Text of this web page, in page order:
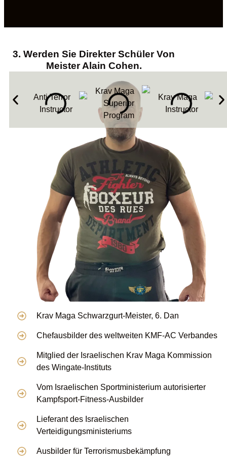
3. Werden Sie Direkter Schüler Von
Meister Alain Cohen.
Krav Maga Schwarzgurt-Meister, 6. Dan
Chefausbilder des weltweiten KMF-AC Verbandes
Mitglied der Israelischen Krav Maga Kommission
des Wingate-Instituts
Vom Israelischen Sportministerium autorisierter
Kampfsport-Fitness-Ausbilder
Lieferant des Israelischen
Verteidigungsministeriums
Ausbilder für Terrorismusbekämpfung